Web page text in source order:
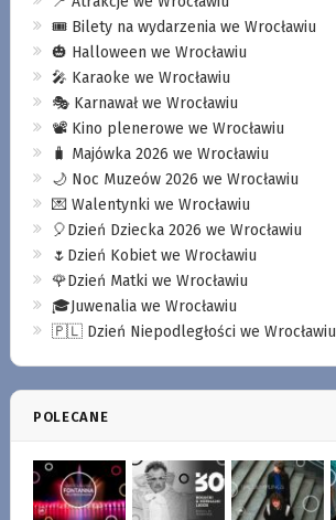
🎟️ Bilety na wydarzenia we Wrocławiu
🎃 Halloween we Wrocławiu
🎤 Karaoke we Wrocławiu
🎭 Karnawał we Wrocławiu
📽️ Kino plenerowe we Wrocławiu
🧳 Majówka 2026 we Wrocławiu
🌙 Noc Muzeów 2026 we Wrocławiu
💌 Walentynki we Wrocławiu
🎈Dzień Dziecka 2026 we Wrocławiu
🌷Dzień Kobiet we Wrocławiu
🌹Dzień Matki we Wrocławiu
🎓Juwenalia we Wrocławiu
🇵🇱 Dzień Niepodległości we Wrocławiu
POLECANE